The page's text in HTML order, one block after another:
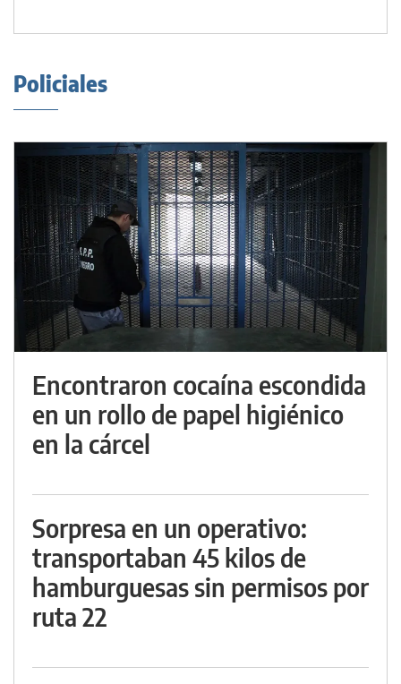
Policiales
Encontraron cocaína escondida
en un rollo de papel higiénico
en la cárcel
Sorpresa en un operativo:
transportaban 45 kilos de
hamburguesas sin permisos por
ruta 22